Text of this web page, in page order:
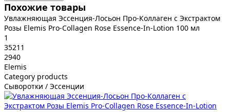
Похожие товары
Увлажняющая Эссенция-Лосьон Про-Коллаген с Экстрактом
Розы Elemis Pro-Collagen Rose Essence-In-Lotion 100 мл
1
35211
2940
Elemis
Category products
Сыворотки / Эссенции